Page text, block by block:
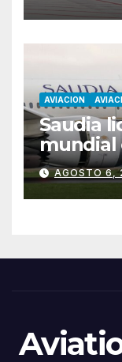
AVIACION
Saudia
mundial
Cirium
AGOSTO